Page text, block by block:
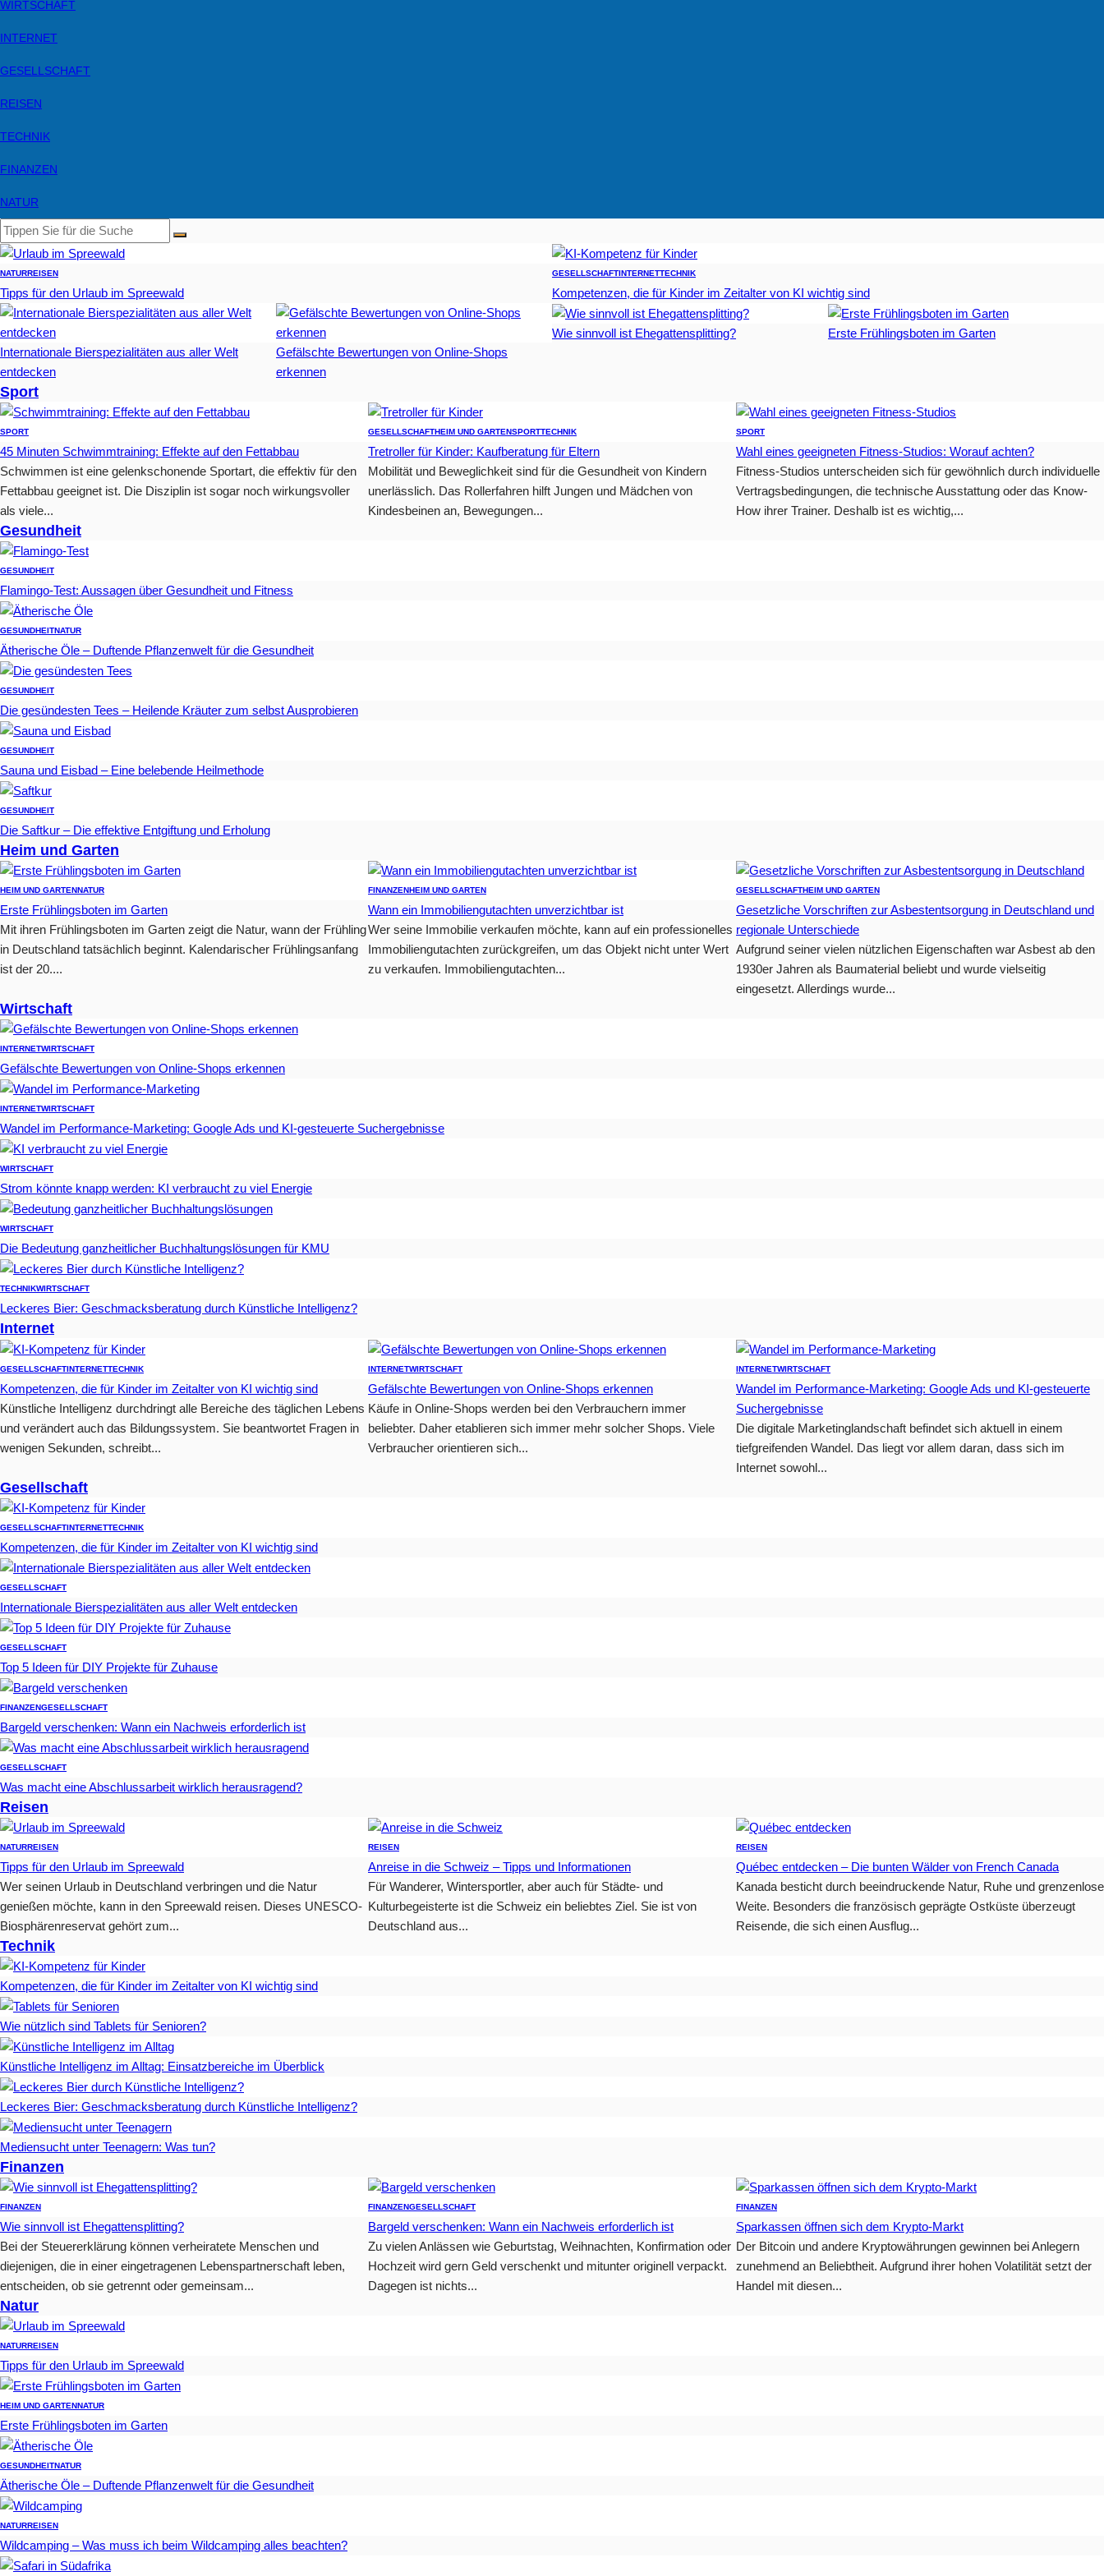
WIRTSCHAFT
INTERNET
GESELLSCHAFT
REISEN
TECHNIK
FINANZEN
NATUR
NATURREISEN
Tipps für den Urlaub im Spreewald
GESELLSCHAFTINTERNETTECHNIK
Kompetenzen, die für Kinder im Zeitalter von KI wichtig sind
Internationale Bierspezialitäten aus aller Welt
entdecken
Gefälschte Bewertungen von Online-Shops
erkennen
Wie sinnvoll ist Ehegattensplitting? Erste Frühlingsboten im Garten
Sport
SPORT
45 Minuten Schwimmtraining: Effekte auf den Fettabbau
Schwimmen ist eine gelenkschonende Sportart, die effektiv für den
Fettabbau geeignet ist. Die Disziplin ist sogar noch wirkungsvoller
als viele...
GESELLSCHAFTHEIM UND GARTENSPORTTECHNIK
Tretroller für Kinder: Kaufberatung für Eltern
Mobilität und Beweglichkeit sind für die Gesundheit von Kindern
unerlässlich. Das Rollerfahren hilft Jungen und Mädchen von
Kindesbeinen an, Bewegungen...
SPORT
Wahl eines geeigneten Fitness-Studios: Worauf achten?
Fitness-Studios unterscheiden sich für gewöhnlich durch individuelle
Vertragsbedingungen, die technische Ausstattung oder das Know-
How ihrer Trainer. Deshalb ist es wichtig,...
Gesundheit
GESUNDHEIT
Flamingo-Test: Aussagen über Gesundheit und Fitness
GESUNDHEITNATUR
Ätherische Öle – Duftende Pflanzenwelt für die Gesundheit
GESUNDHEIT
Die gesündesten Tees – Heilende Kräuter zum selbst Ausprobieren
GESUNDHEIT
Sauna und Eisbad – Eine belebende Heilmethode
GESUNDHEIT
Die Saftkur – Die effektive Entgiftung und Erholung
Heim und Garten
HEIM UND GARTENNATUR
Erste Frühlingsboten im Garten
Mit ihren Frühlingsboten im Garten zeigt die Natur, wann der Frühling
in Deutschland tatsächlich beginnt. Kalendarischer Frühlingsanfang
ist der 20....
FINANZENHEIM UND GARTEN
Wann ein Immobiliengutachten unverzichtbar ist
Wer seine Immobilie verkaufen möchte, kann auf ein professionelles
Immobiliengutachten zurückgreifen, um das Objekt nicht unter Wert
zu verkaufen. Immobiliengutachten...
GESELLSCHAFTHEIM UND GARTEN
Gesetzliche Vorschriften zur Asbestentsorgung in Deutschland und
regionale Unterschiede
Aufgrund seiner vielen nützlichen Eigenschaften war Asbest ab den
1930er Jahren als Baumaterial beliebt und wurde vielseitig
eingesetzt. Allerdings wurde...
Wirtschaft
INTERNETWIRTSCHAFT
Gefälschte Bewertungen von Online-Shops erkennen
INTERNETWIRTSCHAFT
Wandel im Performance-Marketing: Google Ads und KI-gesteuerte Suchergebnisse
WIRTSCHAFT
Strom könnte knapp werden: KI verbraucht zu viel Energie
WIRTSCHAFT
Die Bedeutung ganzheitlicher Buchhaltungslösungen für KMU
TECHNIKWIRTSCHAFT
Leckeres Bier: Geschmacksberatung durch Künstliche Intelligenz?
Internet
GESELLSCHAFTINTERNETTECHNIK
Kompetenzen, die für Kinder im Zeitalter von KI wichtig sind
Künstliche Intelligenz durchdringt alle Bereiche des täglichen Lebens
und verändert auch das Bildungssystem. Sie beantwortet Fragen in
wenigen Sekunden, schreibt...
INTERNETWIRTSCHAFT
Gefälschte Bewertungen von Online-Shops erkennen
Käufe in Online-Shops werden bei den Verbrauchern immer
beliebter. Daher etablieren sich immer mehr solcher Shops. Viele
Verbraucher orientieren sich...
INTERNETWIRTSCHAFT
Wandel im Performance-Marketing: Google Ads und KI-gesteuerte
Suchergebnisse
Die digitale Marketinglandschaft befindet sich aktuell in einem
tiefgreifenden Wandel. Das liegt vor allem daran, dass sich im
Internet sowohl...
Gesellschaft
GESELLSCHAFTINTERNETTECHNIK
Kompetenzen, die für Kinder im Zeitalter von KI wichtig sind
GESELLSCHAFT
Internationale Bierspezialitäten aus aller Welt entdecken
GESELLSCHAFT
Top 5 Ideen für DIY Projekte für Zuhause
FINANZENGESELLSCHAFT
Bargeld verschenken: Wann ein Nachweis erforderlich ist
GESELLSCHAFT
Was macht eine Abschlussarbeit wirklich herausragend?
Reisen
NATURREISEN
Tipps für den Urlaub im Spreewald
Wer seinen Urlaub in Deutschland verbringen und die Natur
genießen möchte, kann in den Spreewald reisen. Dieses UNESCO-
Biosphärenreservat gehört zum...
REISEN
Anreise in die Schweiz – Tipps und Informationen
Für Wanderer, Wintersportler, aber auch für Städte- und
Kulturbegeisterte ist die Schweiz ein beliebtes Ziel. Sie ist von
Deutschland aus...
REISEN
Québec entdecken – Die bunten Wälder von French Canada
Kanada besticht durch beeindruckende Natur, Ruhe und grenzenlose
Weite. Besonders die französisch geprägte Ostküste überzeugt
Reisende, die sich einen Ausflug...
Technik
Kompetenzen, die für Kinder im Zeitalter von KI wichtig sind
Wie nützlich sind Tablets für Senioren?
Künstliche Intelligenz im Alltag: Einsatzbereiche im Überblick
Leckeres Bier: Geschmacksberatung durch Künstliche Intelligenz?
Mediensucht unter Teenagern: Was tun?
Finanzen
FINANZEN
Wie sinnvoll ist Ehegattensplitting?
Bei der Steuererklärung können verheiratete Menschen und
diejenigen, die in einer eingetragenen Lebenspartnerschaft leben,
entscheiden, ob sie getrennt oder gemeinsam...
FINANZENGESELLSCHAFT
Bargeld verschenken: Wann ein Nachweis erforderlich ist
Zu vielen Anlässen wie Geburtstag, Weihnachten, Konfirmation oder
Hochzeit wird gern Geld verschenkt und mitunter originell verpackt.
Dagegen ist nichts...
FINANZEN
Sparkassen öffnen sich dem Krypto-Markt
Der Bitcoin und andere Kryptowährungen gewinnen bei Anlegern
zunehmend an Beliebtheit. Aufgrund ihrer hohen Volatilität setzt der
Handel mit diesen...
Natur
NATURREISEN
Tipps für den Urlaub im Spreewald
HEIM UND GARTENNATUR
Erste Frühlingsboten im Garten
GESUNDHEITNATUR
Ätherische Öle – Duftende Pflanzenwelt für die Gesundheit
NATURREISEN
Wildcamping – Was muss ich beim Wildcamping alles beachten?